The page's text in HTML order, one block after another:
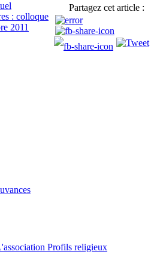
Partagez cet article :
: colloque
2011
Profils religieux